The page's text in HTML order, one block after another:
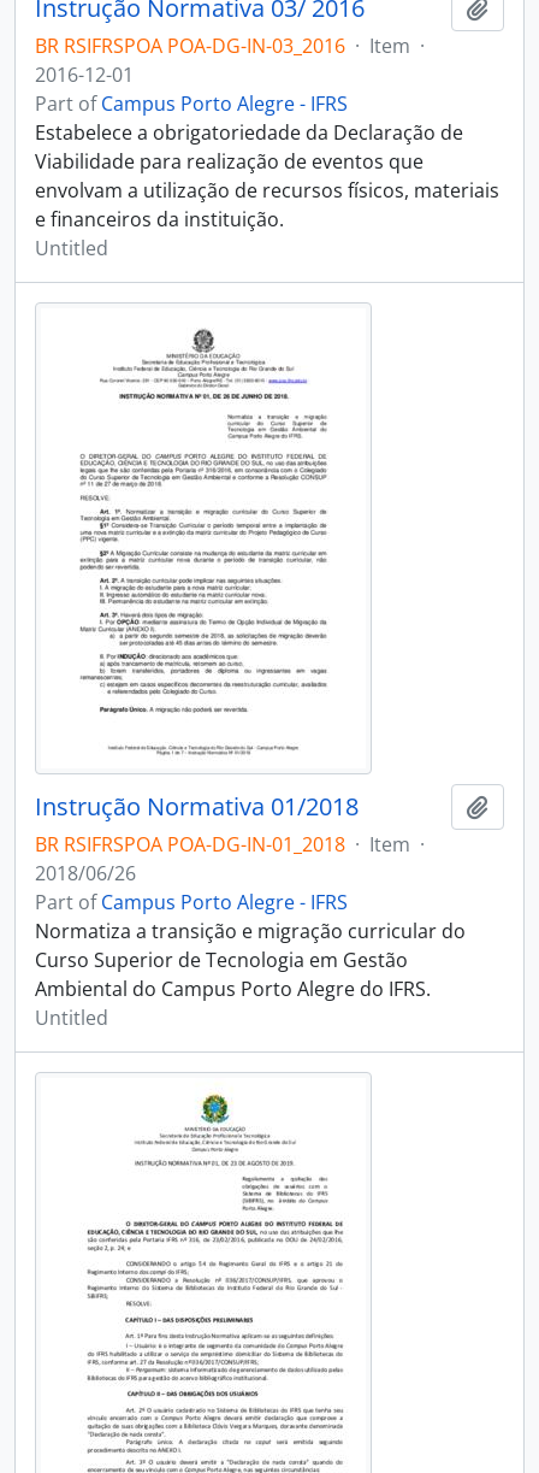
Instrução Normativa 03/ 2016
BR RSIFRSPOA POA-DG-IN-03_2016 · Item ·
2016-12-01
Part ofCampus Porto Alegre - IFRS
Estabelece a obrigatoriedade da Declaração de
Viabilidade para realização de eventos que
envolvam a utilização de recursos físicos, materiais
e financeiros da instituição.
Untitled
Instrução Normativa 01/2018
BR RSIFRSPOA POA-DG-IN-01_2018 · Item ·
2018/06/26
Part ofCampus Porto Alegre - IFRS
Normatiza a transição e migração curricular do
Curso Superior de Tecnologia em Gestão
Ambiental do Campus Porto Alegre do IFRS.
Untitled